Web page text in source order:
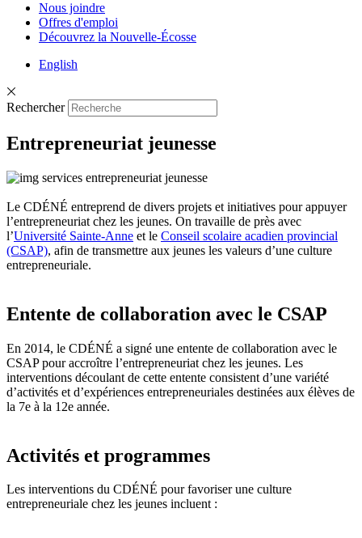
Nous joindre
Offres d'emploi
Découvrez la Nouvelle-Écosse
English
Rechercher
Entrepreneuriat jeunesse
Le CDÉNÉ entreprend de divers projets et initiatives pour appuyer
l’entrepreneuriat chez les jeunes. On travaille de près avec
l’Université Sainte-Anne et le Conseil scolaire acadien provincial
(CSAP), afin de transmettre aux jeunes les valeurs d’une culture
entrepreneuriale.
Entente de collaboration avec le CSAP
En 2014, le CDÉNÉ a signé une entente de collaboration avec le
CSAP pour accroître l’entrepreneuriat chez les jeunes. Les
interventions découlant de cette entente consistent d’une variété
d’activités et d’expériences entrepreneuriales destinées aux élèves de
la 7e à la 12e année.
Activités et programmes
Les interventions du CDÉNÉ pour favoriser une culture
entrepreneuriale chez les jeunes incluent :